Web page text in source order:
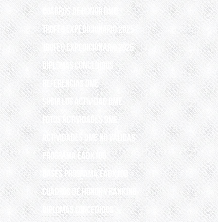
CUADROS DE HONOR DME
TROFEO EXPEDICIONARIO 2025
TROFEO EXPEDICIONARIO 2026
DIPLOMAS CONCEDIDOS
REFERENCIAS DME
SUBIR LOG ACTIVIDAD DME
FOTOS ACTIVIDADES DME
Actividades DME no válidas
PROGRAMA EADX100
Bases programa EADX100
Cuadros de Honor y Ranking
Diplomas concedidos